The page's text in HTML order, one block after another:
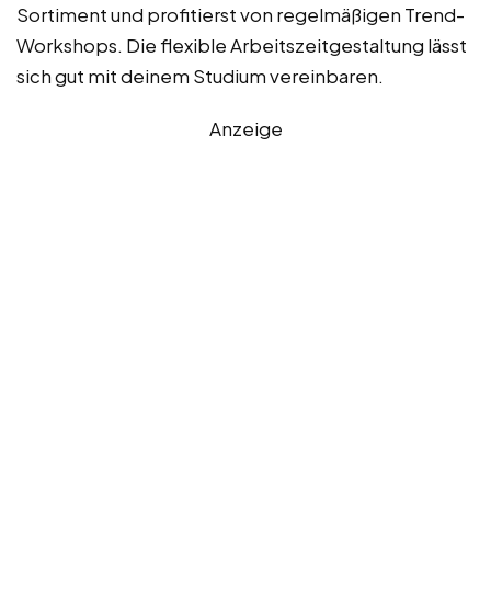
Sortiment und profitierst von regelmäßigen Trend-
Workshops. Die flexible Arbeitszeitgestaltung lässt
sich gut mit deinem Studium vereinbaren.
Anzeige